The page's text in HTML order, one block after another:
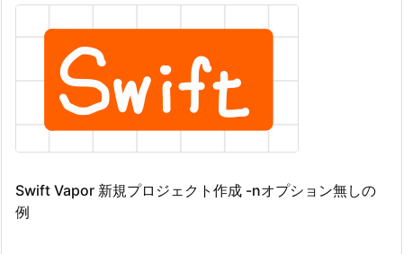
Swift Vapor 新規プロジェクト作成 -nオプション無しの
例